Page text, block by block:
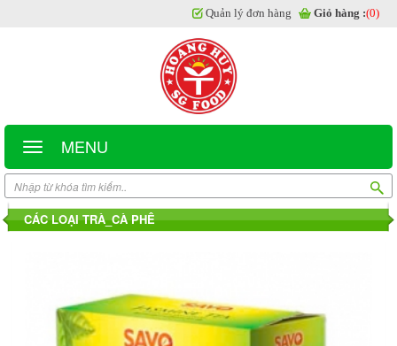
MENU
Quản lý đơn hàng Giỏ hàng :(0)
CÁC LOẠI TRÀ_CÀ PHÊ